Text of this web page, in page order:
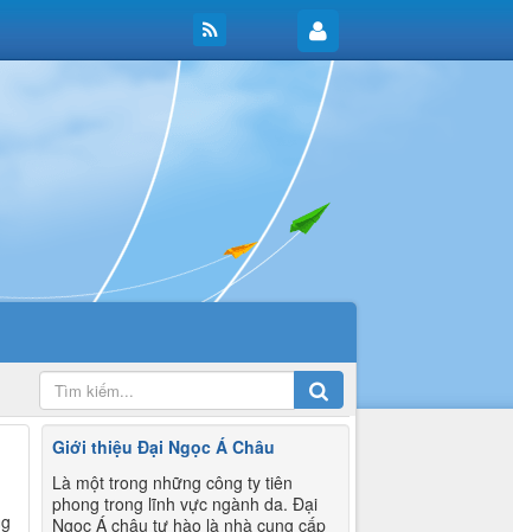
Giới thiệu Đại Ngọc Á Châu
Là một trong những công ty tiên
phong trong lĩnh vực ngành da. Đại
Ngọc Á châu tự hào là nhà cung cấp